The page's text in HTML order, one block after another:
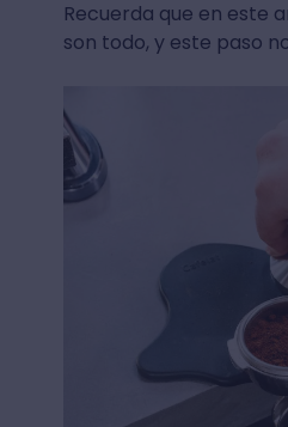
Recuerda que en este
son todo, y este paso